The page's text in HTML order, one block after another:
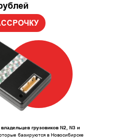
заявку
грузовиков N2, N3 и
базируются в Новосибирске